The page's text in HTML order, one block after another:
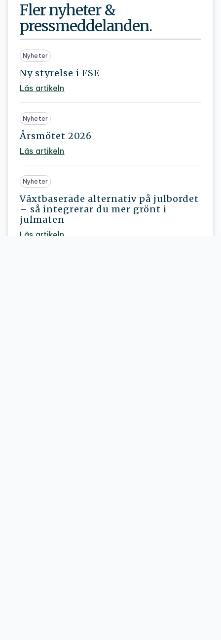
Fler nyheter &
pressmeddelanden.
Ny styrelse i FSE
Nyheter
Läs artikeln
Årsmötet 2026
Nyheter
Läs artikeln
Växtbaserade alternativ på julbordet
– så integrerar du mer grönt i
julmaten
Nyheter
Läs artikeln